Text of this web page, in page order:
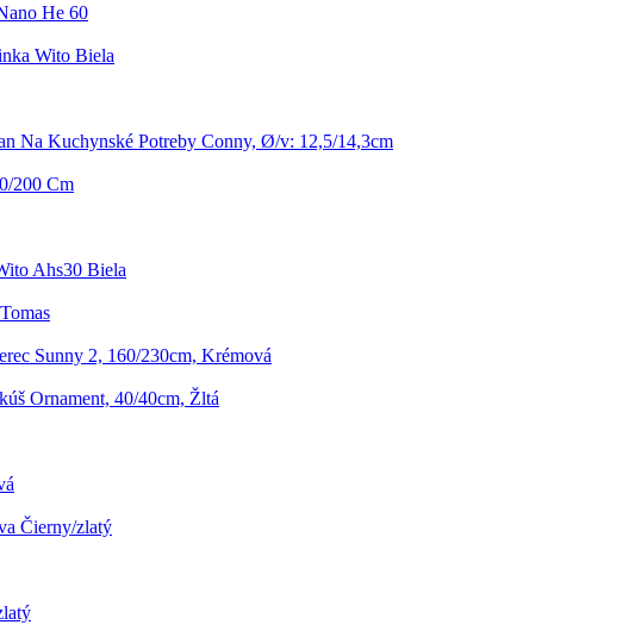
He 60
Wito Biela
Na Kuchynské Potreby Conny, Ø/v: 12,5/14,3cm
200 Cm
Ahs30 Biela
Sunny 2, 160/230cm, Krémová
Ornament, 40/40cm, Žltá
Čierny/zlatý